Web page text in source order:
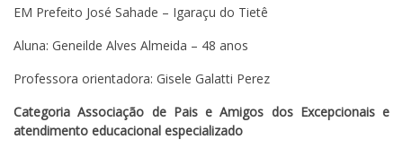
EM Prefeito José Sahade – Igaraçu do Tietê
Aluna: Geneilde Alves Almeida – 48 anos
Professora orientadora: Gisele Galatti Perez
Categoria Associação de Pais e Amigos dos Excepcionais e
atendimento educacional especializado